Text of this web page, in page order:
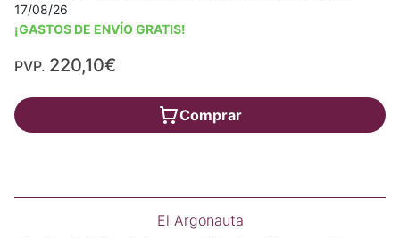
17/08/26
¡GASTOS DE ENVÍO GRATIS!
PVP. 220,10€
Comprar
El Argonauta